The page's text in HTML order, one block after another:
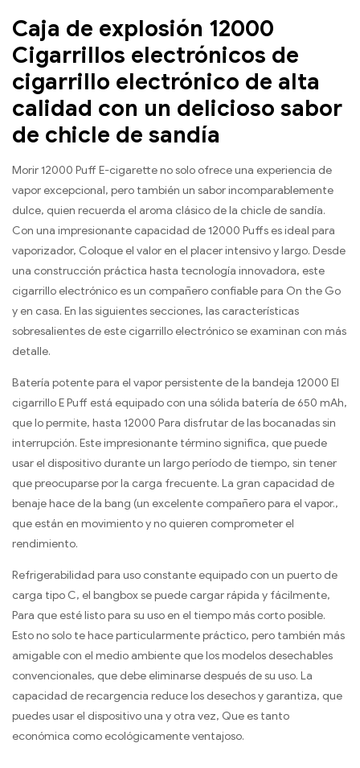
Caja de explosión 12000
Cigarrillos electrónicos de
cigarrillo electrónico de alta
calidad con un delicioso sabor
de chicle de sandía
Morir 12000 Puff E-cigarette no solo ofrece una experiencia de
vapor excepcional, pero también un sabor incomparablemente
dulce, quien recuerda el aroma clásico de la chicle de sandía.
Con una impresionante capacidad de 12000 Puffs es ideal para
vaporizador, Coloque el valor en el placer intensivo y largo. Desde
una construcción práctica hasta tecnología innovadora, este
cigarrillo electrónico es un compañero confiable para On the Go
y en casa. En las siguientes secciones, las características
sobresalientes de este cigarrillo electrónico se examinan con más
detalle.
Batería potente para el vapor persistente de la bandeja 12000 El
cigarrillo E Puff está equipado con una sólida batería de 650 mAh,
que lo permite, hasta 12000 Para disfrutar de las bocanadas sin
interrupción. Este impresionante término significa, que puede
usar el dispositivo durante un largo período de tiempo, sin tener
que preocuparse por la carga frecuente. La gran capacidad de
benaje hace de la bang (un excelente compañero para el vapor.,
que están en movimiento y no quieren comprometer el
rendimiento.
Refrigerabilidad para uso constante equipado con un puerto de
carga tipo C, el bangbox se puede cargar rápida y fácilmente,
Para que esté listo para su uso en el tiempo más corto posible.
Esto no solo te hace particularmente práctico, pero también más
amigable con el medio ambiente que los modelos desechables
convencionales, que debe eliminarse después de su uso. La
capacidad de recargencia reduce los desechos y garantiza, que
puedes usar el dispositivo una y otra vez, Que es tanto
económica como ecológicamente ventajoso.